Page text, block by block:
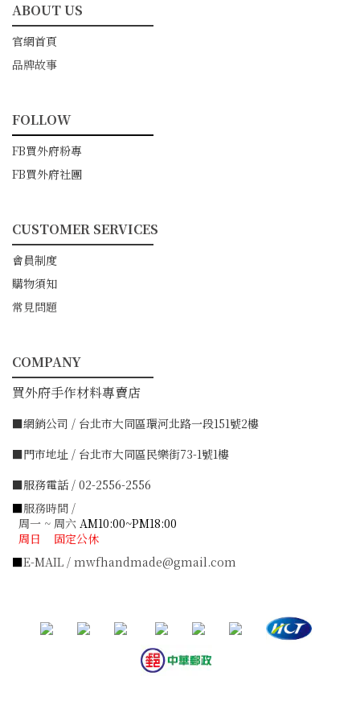
ABOUT US
━━━━━━━━━━━
官網首頁
品牌故事
FOLLOW
━━━━━━━━━━━
FB買外府粉專
FB買外府社團
CUSTOMER SERVICES
━━━━━━━━━━━
會員制度
購物須知
常見問題
COMPANY
━━━━━━━━━━━
買外府手作材料專賣店
■網銷公司 / 台北市大同區環河北路一段151號2樓
■門市地址 / 台北市大同區民樂街73-1號1樓
■服務電話 / 02-2556-2556
■服務時間 /
周一 ~ 周六 AM10:00~PM18:00
周日 固定公休
■E-MAIL / mwfhandmade@gmail.com